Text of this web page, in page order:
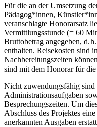
Für die an der Umsetzung
Pädagog*innen,
veranschlagte Honorarsatz
Vermittlungsstunde (= 60
Bruttobetrag angegeben, d.
enthalten. Reisekosten sind
Nachbereitungszeiten
sind mit dem Honorar für
Nicht zuwendungsfähig
Administrationsaufgaben
Besprechungszeiten. Um
Abschluss des Projektes
anerkannten Ausgaben